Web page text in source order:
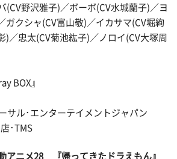
(CV野沢雅子)／ボーボ(CV水城蘭子)／ヨ
ガクシャ(CV富山敬)／イカサマ(CV堀絢
)／忠太(CV菊池紘子)／ノロイ(CV大塚周
BOX』
サル･エンターテイメントジャパン
･TMS
アニメ28 『帰ってきたドラえもん』